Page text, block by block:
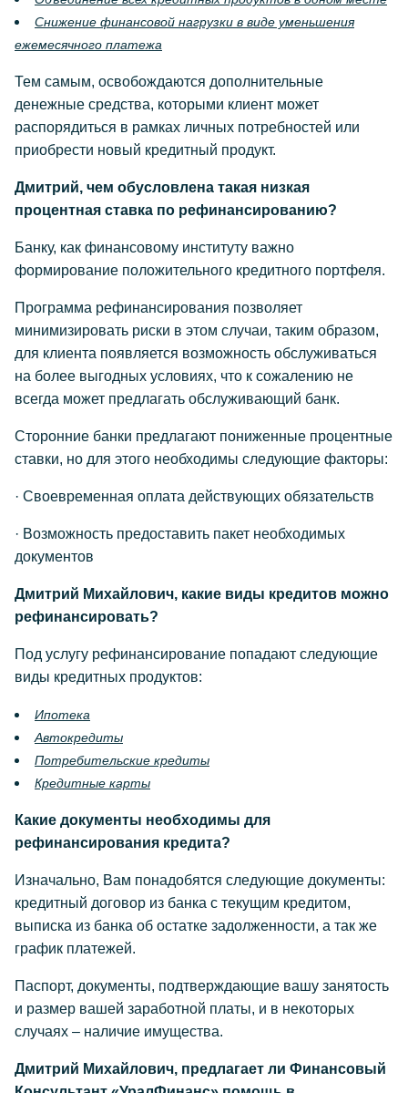
Снижение финансовой нагрузки в виде уменьшения
ежемесячного платежа
Тем самым, освобождаются дополнительные
денежные средства, которыми клиент может
распорядиться в рамках личных потребностей или
приобрести новый кредитный продукт.
Дмитрий, чем обусловлена такая низкая
процентная ставка по рефинансированию?
Банку, как финансовому институту важно
формирование положительного кредитного портфеля.
Программа рефинансирования позволяет
минимизировать риски в этом случаи, таким образом,
для клиента появляется возможность обслуживаться
на более выгодных условиях, что к сожалению не
всегда может предлагать обслуживающий банк.
Сторонние банки предлагают пониженные процентные
ставки, но для этого необходимы следующие факторы:
· Своевременная оплата действующих обязательств
· Возможность предоставить пакет необходимых
документов
Дмитрий Михайлович, какие виды кредитов можно
рефинансировать?
Под услугу рефинансирование попадают следующие
виды кредитных продуктов:
Ипотека
Автокредиты
Потребительские кредиты
Кредитные карты
Какие документы необходимы для
рефинансирования кредита?
Изначально, Вам понадобятся следующие документы:
кредитный договор из банка с текущим кредитом,
выписка из банка об остатке задолженности, а так же
график платежей.
Паспорт, документы, подтверждающие вашу занятость
и размер вашей заработной платы, и в некоторых
случаях – наличие имущества.
Дмитрий Михайлович, предлагает ли Финансовый